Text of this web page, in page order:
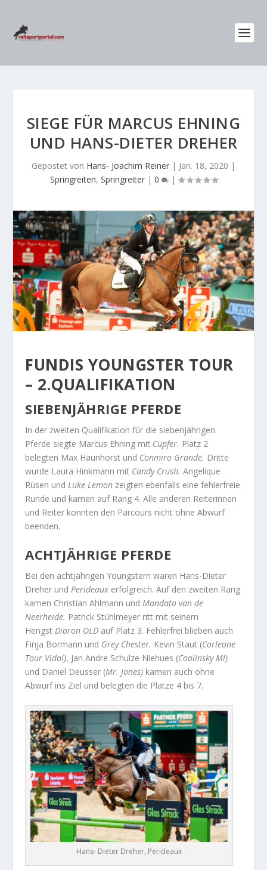
SIEGE FÜR MARCUS EHNING
UND HANS-DIETER DREHER
Gepostet von Hans- Joachim Reiner | Jan. 18, 2020 |
Springreiten, Springreiter| 0 |
FUNDIS YOUNGSTER TOUR
– 2.QUALIFIKATION
SIEBENJÄHRIGE PFERDE
In der zweiten Qualifikation für die siebenjährigen
Pferde siegte Marcus Ehning mit Cupfer. Platz 2
belegten Max Haunhorst und Conmiro Grande. Dritte
wurde Laura Hinkmann mit Candy Crush.Angelique
Rüsen und Luke Lemon zeigten ebenfalls eine fehlerfreie
Runde und kamen auf Rang 4. Alle anderen Reiterinnen
und Reiter konnten den Parcours nicht ohne Abwurf
beenden.
ACHTJÄHRIGE PFERDE
Bei den achtjährigen Youngstern waren Hans-Dieter
Dreher undPerideaux erfolgreich. Auf den zweiten Rang
kamen Christian Ahlmann undMandato van de
Neerheide. Patrick Stühlmeyer ritt mit seinem
HengstDiaron OLD auf Platz 3. Fehlerfrei blieben auch
Finja Bormann und Grey Chester. Kevin Staut (Corleone
Tour Vidal), Jan Andre Schulze Niehues (Coolinsky Ml)
und Daniel Deusser (Mr. Jones) kamen auch ohne
Abwurf ins Ziel und belegten die Plätze 4 bis 7.
Hans- Dieter Dreher, Perideaux